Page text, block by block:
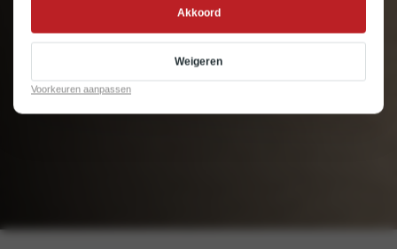
Akkoord
Weigeren
Voorkeuren aanpassen